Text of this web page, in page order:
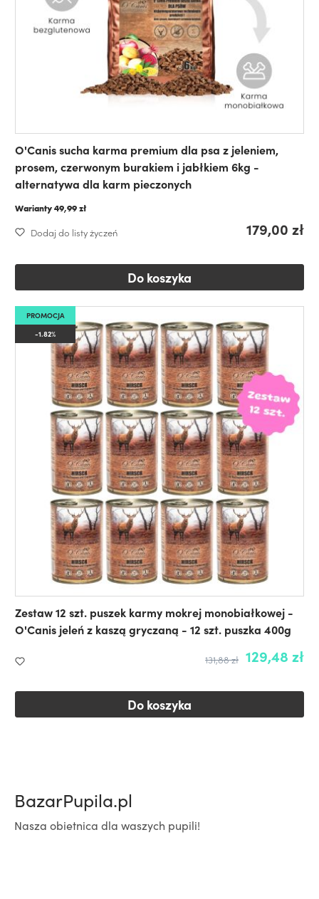
O'Canis sucha karma premium dla psa z jeleniem,
prosem, czerwonym burakiem i jabłkiem 6kg -
alternatywa dla karm pieczonych
Warianty49,99 zł
Dodaj do listy życzeń 179,00 zł
Do koszyka
PROMOCJA
-1.82%
Zestaw 12 szt. puszek karmy mokrej monobiałkowej -
O'Canis jeleń z kaszą gryczaną - 12 szt. puszka 400g
129,48 zł
131,88 zł
Do koszyka
BazarPupila.pl
Nasza obietnica dla waszych pupili!